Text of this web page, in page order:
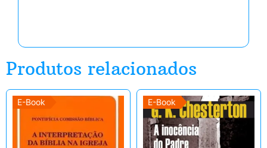
Produtos relacionados
E-Book E-Book